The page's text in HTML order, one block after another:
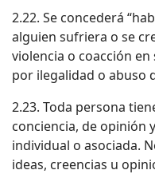
2.22. Se concederá
alguien sufriera o se
violencia o coacción
por ilegalidad o abuso
2.23. Toda persona
conciencia, de opinión
individual o asociada.
ideas, creencias u